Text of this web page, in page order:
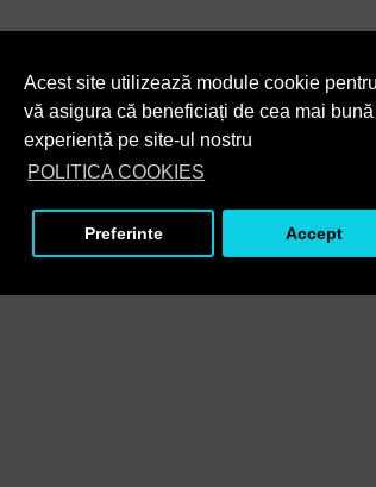
Acest site utilizează module cookie
vă asigura că beneficiați de cea mai bună
experiență pe site-ul nostru
POLITICA COOKIES
Preferinte Accept